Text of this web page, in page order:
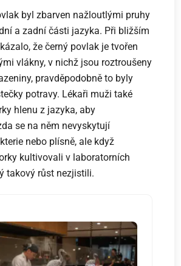
byl zbarven nažloutlými pruhy
a zadní části jazyka. Při bližším
že černý povlak je tvořen
vlákny, v nichž jsou roztroušeny
pravděpodobně to byly
potravy. Lékaři muži také
hlenu z jazyka, aby
se na něm nevyskytují
nebo plísně, ale když
kultivovali v laboratorních
takový růst nezjistili.